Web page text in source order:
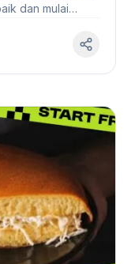
dan mulai